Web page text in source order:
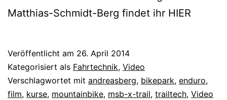
Matthias-Schmidt-Berg findet ihr HIER
Veröffentlicht am 26. April 2014
Kategorisiert als Fahrtechnik, Video
Verschlagwortet mit andreasberg, bikepark, enduro,
film, kurse, mountainbike, msb-x-trail, trailtech, Video